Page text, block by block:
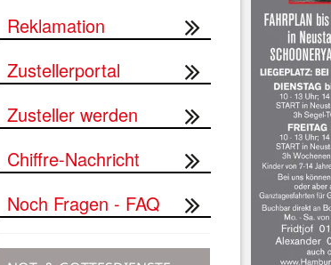
Reklamation
Zustellerportal
Zusteller werden
Chiffre-Nachricht
Noch Fragen - FAQ